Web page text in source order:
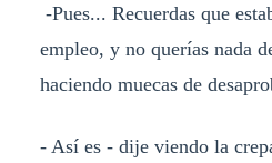
-Pues... Recuerdas que
empleo, y no querías nada
haciendo muecas de
- Así es - dije viendo la